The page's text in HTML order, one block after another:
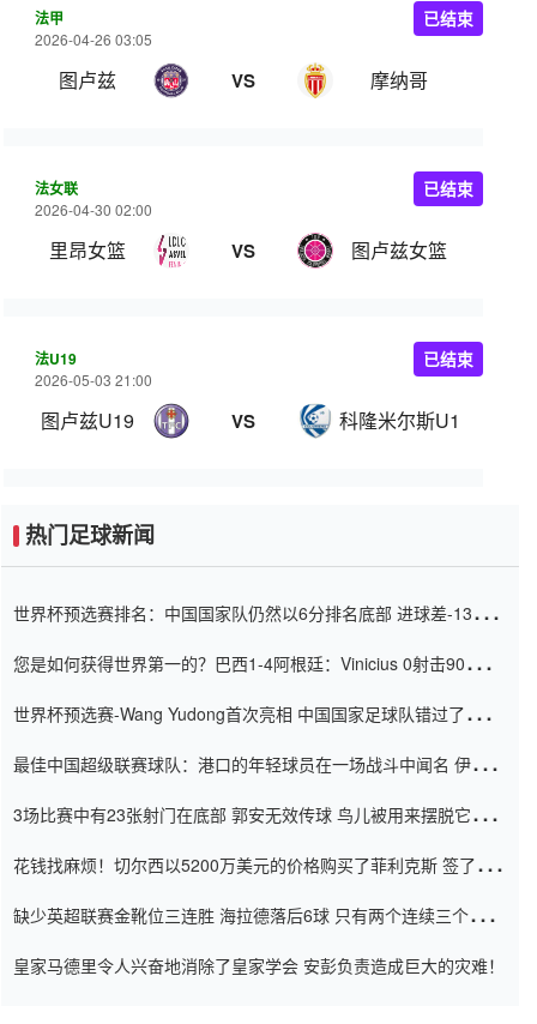
法甲
2026-04-26 03:05
图卢兹 VS 摩纳哥
已结束
法女联
2026-04-30 02:00
里昂女篮 VS 图卢兹女篮
已结束
法U19
2026-05-03 21:00
图卢兹U19 VS 科隆米尔斯U19
已结束
热门足球新闻
世界杯预选赛排名：中国国家队仍然以6分排名底部 进球差-13令人
您是如何获得世界第一的？巴西1-4阿根廷：Vinicius 0射击90分钟
世界杯预选赛-Wang Yudong首次亮相 中国国家足球队错过了世界
最佳中国超级联赛球队：港口的年轻球员在一场战斗中闻名 伊万放
3场比赛中有23张射门在底部 郭安无效传球 鸟儿被用来摆脱它
花钱找麻烦！切尔西以5200万美元的价格购买了菲利克斯 签了7年
缺少英超联赛金靴位三连胜 海拉德落后6球 只有两个连续三个连续
皇家马德里令人兴奋地消除了皇家学会 安彭负责造成巨大的灾难！